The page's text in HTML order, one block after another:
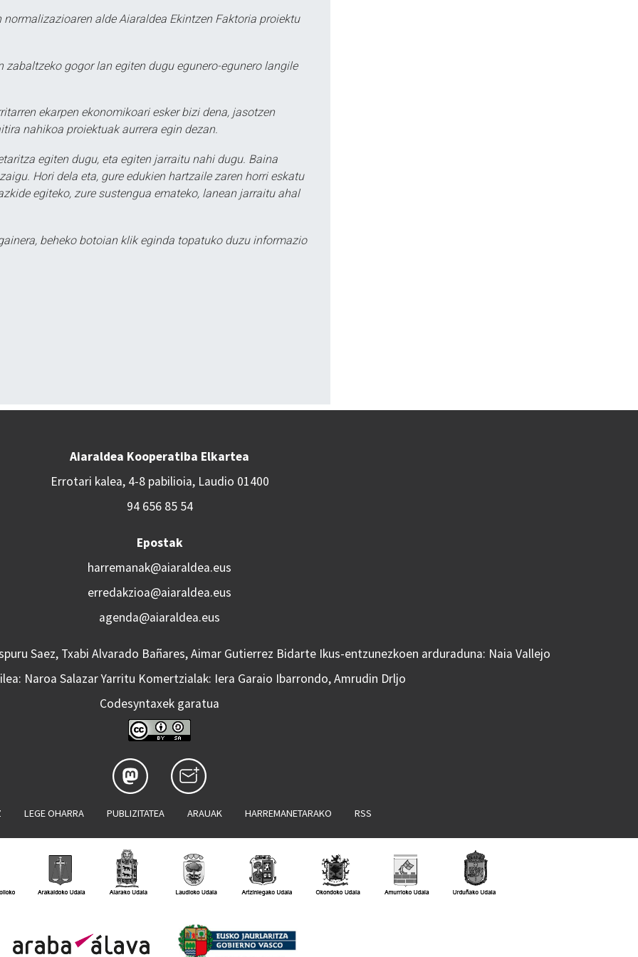
alde Aiaraldea Ekintzen Faktoria proiektu
gogor lan egiten dugu egunero-egunero langile
ekarpen ekonomikoari esker bizi dena, jasotzen
nahikoa proiektuak aurrera egin dezan.
egiten dugu, eta egiten jarraitu nahi dugu. Baina
Hori dela eta, gure edukien hartzaile zaren horri eskatu
egiteko, zure sustengua emateko, lanean jarraitu ahal
beheko botoian klik eginda topatuko duzu informazio
Aiaraldea Kooperatiba Elkartea
Errotari kalea, 4-8 pabilioia, Laudio 01400
94 656 85 54
Epostak
harremanak@aiaraldea.eus
erredakzioa@aiaraldea.eus
agenda@aiaraldea.eus
Saez, Txabi Alvarado Bañares, Aimar Gutierrez Bidarte Ikus-entzunezkoen arduraduna: Naia Vallejo
Naroa Salazar Yarritu Komertzialak: Iera Garaio Ibarrondo, Amrudin Drljo
Codesyntaxek garatua
LEGE OHARRA PUBLIZITATEA ARAUAK HARREMANETARAKO RSS